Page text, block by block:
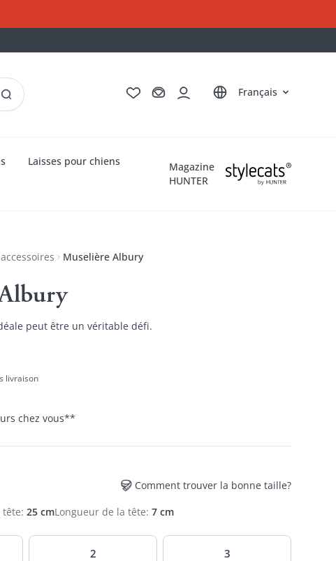
Deutsch
English
Italiano
Nederlands
Français
Laisses pour chiens
Magazine
HUNTER
Muselière Albury
peut être un véritable défi.
livraison
chez vous**
Comment trouver la bonne taille?
tête: 25 cmLongueur de la tête: 7 cm
2 3